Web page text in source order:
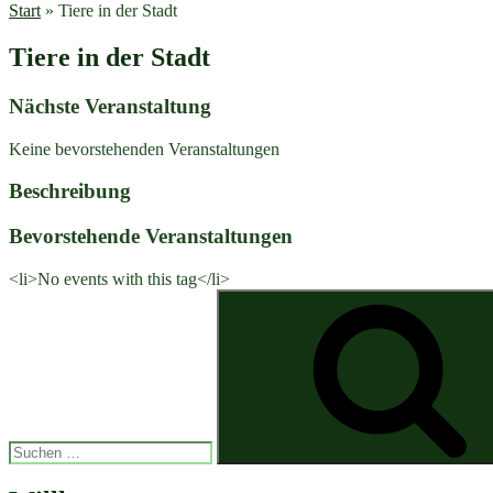
Start » Tiere in der Stadt
Tiere in der Stadt
Nächste Veranstaltung
Keine bevorstehenden Veranstaltungen
Beschreibung
Bevorstehende Veranstaltungen
<li>No events with this tag</li>